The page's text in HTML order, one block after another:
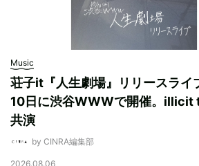
Music
荘子it『人生劇場』リリースライ
10日に渋谷WWWで開催。illicit
共演
by CINRA編集部
2026.08.06